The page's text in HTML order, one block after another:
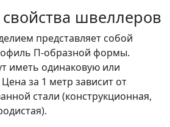
швеллеров
представляет собой
П-образной формы.
иметь одинаковую или
за 1 метр зависит от
стали (конструкционная,